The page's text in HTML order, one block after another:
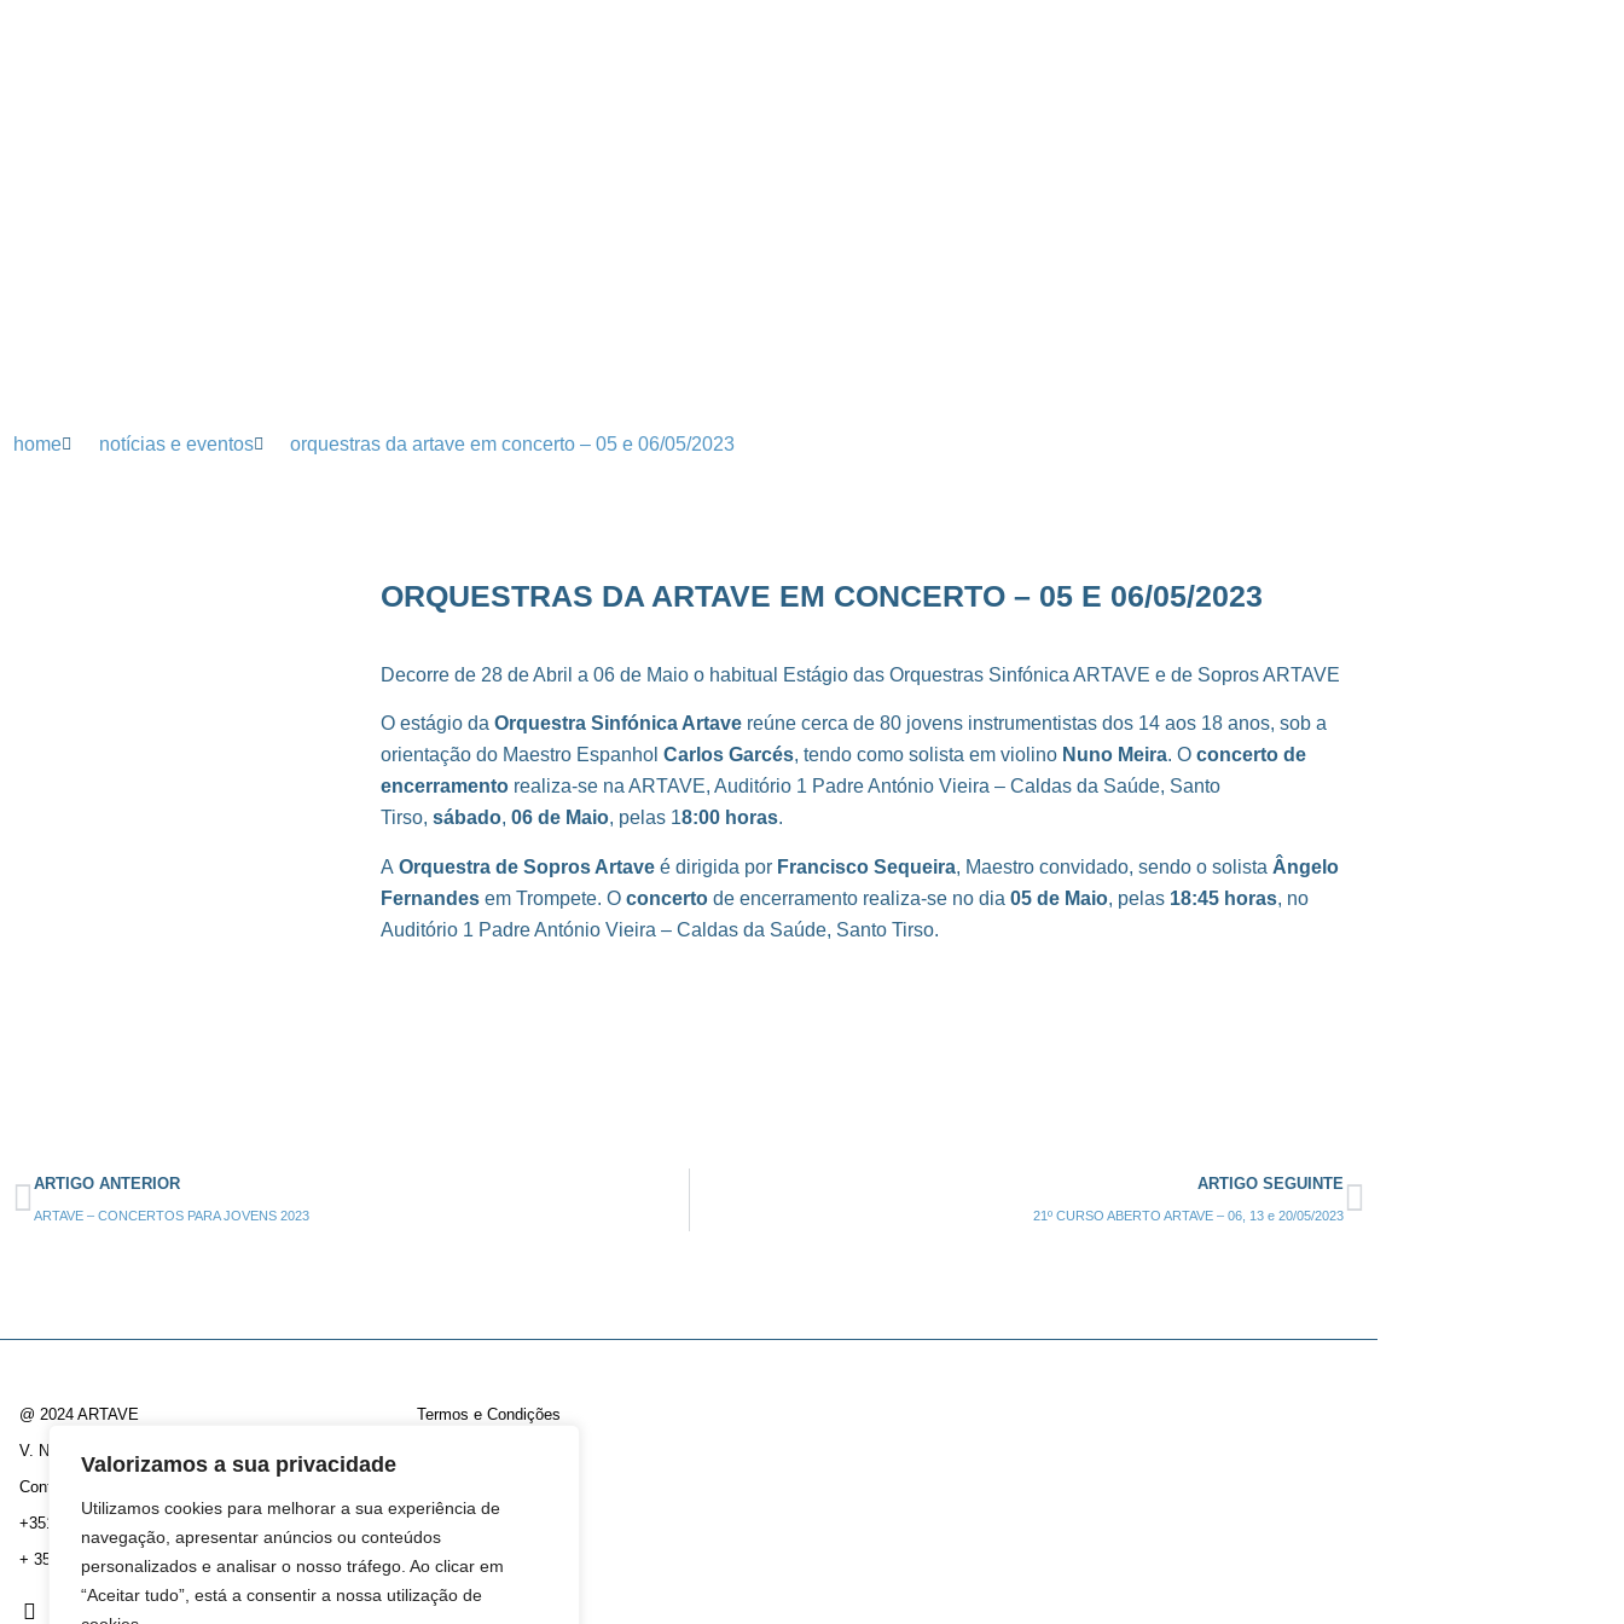
Valorizamos a sua privacidade
Utilizamos cookies para melhorar a sua experiência de
navegação, apresentar anúncios ou conteúdos
personalizados e analisar o nosso tráfego. Ao clicar em
“Aceitar tudo”, está a consentir a nossa utilização de
home notícias e eventos orquestras da artave em concerto – 05 e 06/05/2023
ORQUESTRAS DA ARTAVE EM CONCERTO – 05 E 06/05/2023
Decorre de 28 de Abril a 06 de Maio o habitual Estágio das Orquestras Sinfónica ARTAVE e de Sopros ARTAVE
O estágio da Orquestra Sinfónica Artave reúne cerca de 80 jovens instrumentistas dos 14 aos 18 anos, sob a
orientação do Maestro Espanhol Carlos Garcés, tendo como solista em violino Nuno Meira. O concerto de
encerramento realiza-se na ARTAVE, Auditório 1 Padre António Vieira – Caldas da Saúde, Santo
Tirso, sábado, 06 de Maio, pelas 18:00 horas.
A Orquestra de Sopros Artave é dirigida por Francisco Sequeira, Maestro convidado, sendo o solista Ângelo
Fernandes em Trompete. O concerto de encerramento realiza-se no dia 05 de Maio, pelas 18:45 horas, no
Auditório 1 Padre António Vieira – Caldas da Saúde, Santo Tirso.
ARTIGO ANTERIOR
ARTAVE – CONCERTOS PARA JOVENS 2023
ARTIGO SEGUINTE
21º CURSO ABERTO ARTAVE – 06, 13 e 20/05/2023
@ 2024 ARTAVE
V. N. Famalicão / Santo Tirso
Contactos:
+351 252 808 830
(chamada rede fixa nacional)
+ 351 916 182 174(chamada rede móvel nacional)
Termos e Condições
Canal Denúncias